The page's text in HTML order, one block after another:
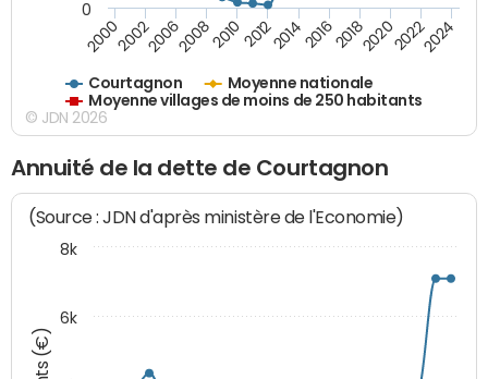
Courtagnon
Moyenne nationale
Moyenne villages de moins de 250 habitants
200020022006200820102012201420162018202020222024
0
© JDN 2026
Annuité de la dette de Courtagnon
(Source : JDN d'après ministère de l'Economie)
6k
8k